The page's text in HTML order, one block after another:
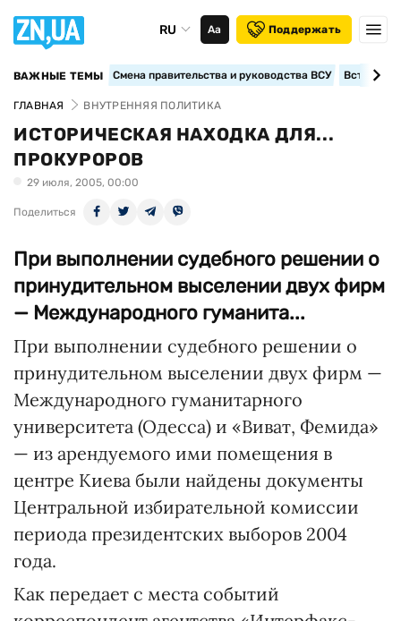
RU Аа Поддержать
ВАЖНЫЕ ТЕМЫ Смена правительства и руководства ВСУ
ГЛАВНАЯ ВНУТРЕННЯЯ ПОЛИТИКА
ИСТОРИЧЕСКАЯ НАХОДКА ДЛЯ...
ПРОКУРОРОВ
29 июля, 2005, 00:00
Поделиться
При выполнении судебного решении о
принудительном выселении двух фирм
— Международного гуманита...
При выполнении судебного решении о
принудительном выселении двух фирм —
Международного гуманитарного
университета (Одесса) и «Виват, Фемида»
— из арендуемого ими помещения в
центре Киева были найдены документы
Центральной избирательной комиссии
периода президентских выборов 2004
года.
Как передает с места событий